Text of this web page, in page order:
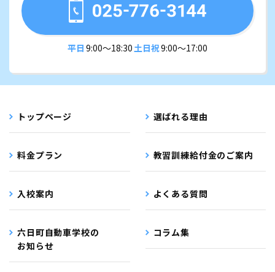
平日 9:00〜18:30土日祝9:00〜17:00
トップページ 選ばれる理由
料金プラン 教習訓練給付金のご案内
入校案内 よくある質問
六日町自動車学校の
お知らせ
コラム集